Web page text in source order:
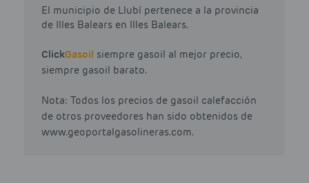
El municipio de Llubí pertenece a la provincia
de Illes Balears en Illes Balears.
ClickGasoil siempre gasoil al mejor precio,
siempre gasoil barato.
Nota: Todos los precios de gasoil calefacción
de otros proveedores han sido obtenidos de
www.geoportalgasolineras.com.